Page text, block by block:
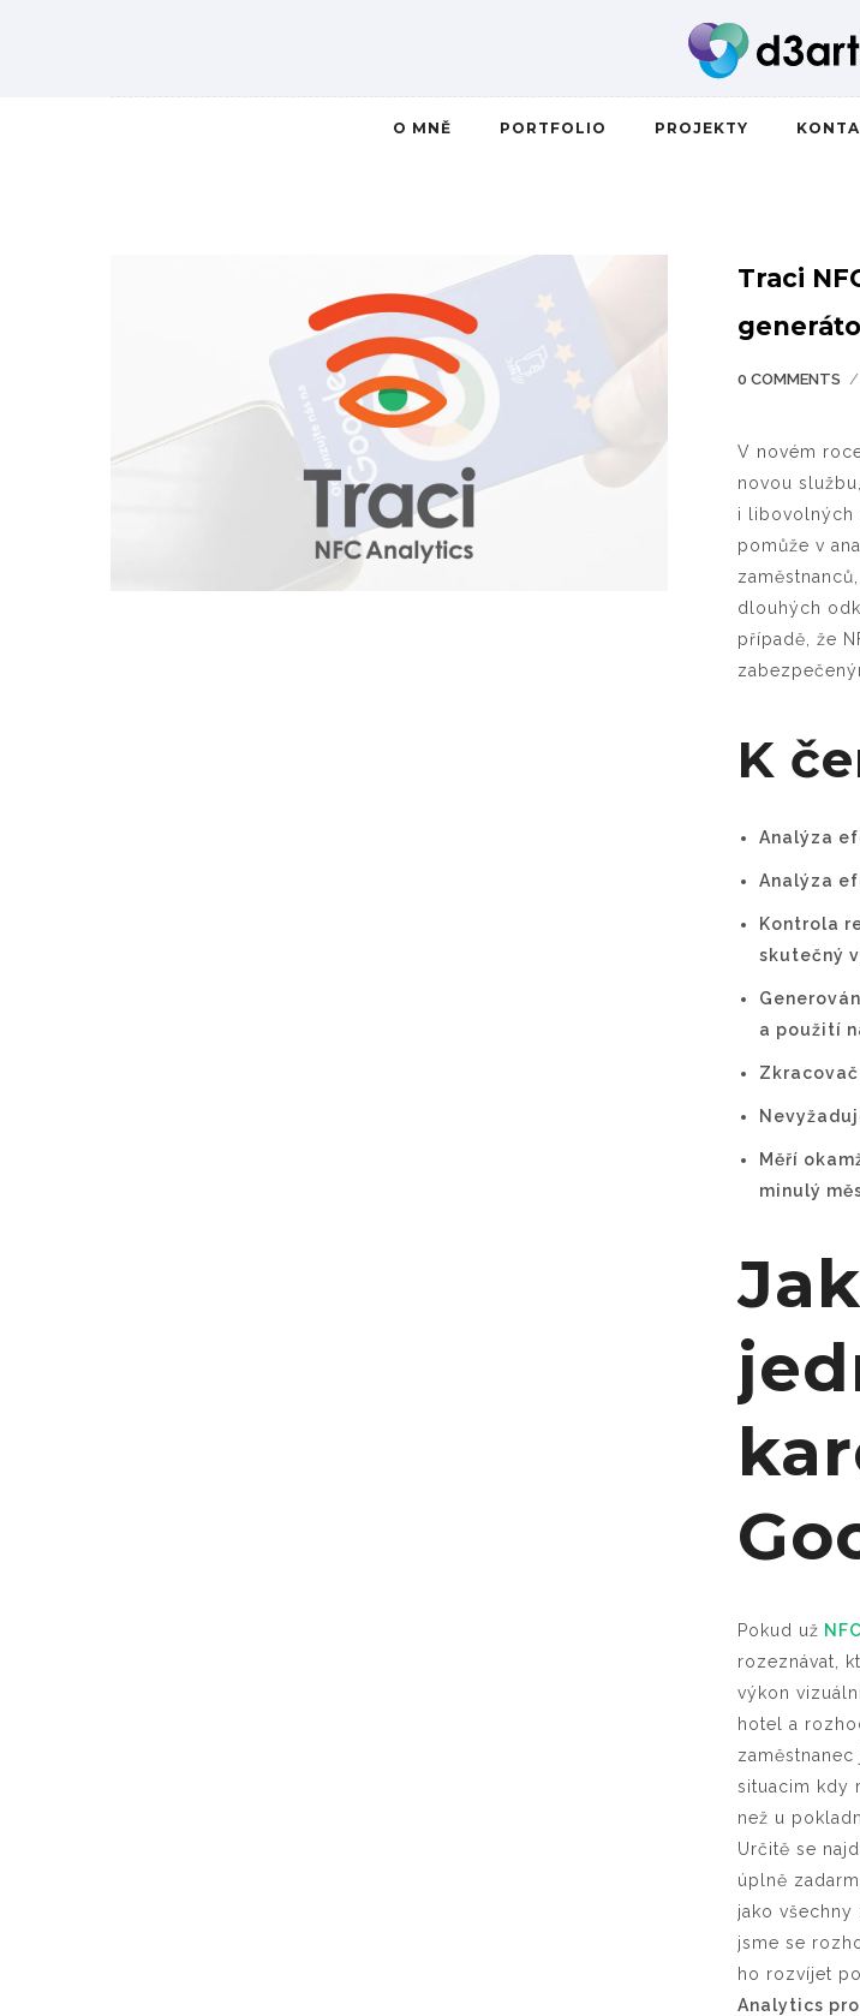
O MNĚ PORTFOLIO PROJEKTY
Traci
0 COMMENTS /
V novém
novou
i libovolných
pomůže v
dlouhých
případě, že
K
Analýza
Analýza
Kontrola
skutečný
a použití
Měří
minulý
Pokud už
rozeznávat,
výkon
hotel a
situacim kdy
než u
Určitě se
úplně
jako všechny
jsme se
ho rozvíjet
Analytics